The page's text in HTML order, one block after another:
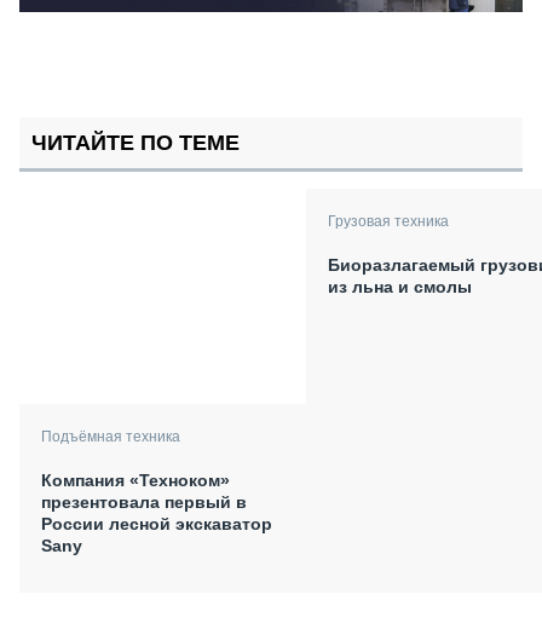
ЧИТАЙТЕ ПО ТЕМЕ
Подъёмная техника
Компания «Техноком»
презентовала первый в
России лесной экскаватор
Sany
Грузовая техника
Биоразлагаемый
из льна и смолы